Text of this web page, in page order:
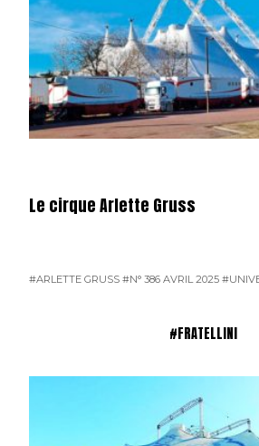
Le cirque Arlette Gruss
#ARLETTE GRUSS #N° 386 AVRIL 2025
#FRATELLINI